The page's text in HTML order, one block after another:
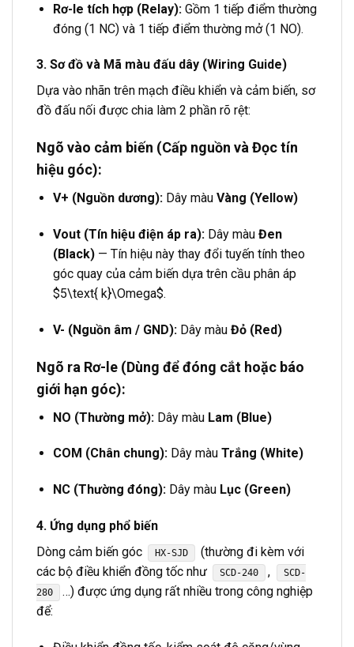
Rơ-le tích hợp (Relay):Gồm 1 tiếp điểm thường
đóng (1 NC) và 1 tiếp điểm thường mở (1 NO).
3. Sơ đồ và Mã màu đấu dây (Wiring Guide)
Dựa vào nhãn trên mạch điều khiển và cảm biến, sơ
đồ đấu nối được chia làm 2 phần rõ rệt:
Ngõ vào cảm biến (Cấp nguồn và Đọc tín
hiệu góc):
V+ (Nguồn dương):Dây màu Vàng (Yellow)
Vout (Tín hiệu điện áp ra):Dây màu Đen
(Black)— Tín hiệu này thay đổi tuyến tính theo
góc quay của cảm biến dựa trên cầu phân áp
$5\text{ k}\Omega$.
V- (Nguồn âm / GND):Dây màu Đỏ (Red)
Ngõ ra Rơ-le (Dùng để đóng cắt hoặc báo
giới hạn góc):
NO (Thường mở):Dây màu Lam (Blue)
COM (Chân chung):Dây màu Trắng (White)
NC (Thường đóng):Dây màu Lục (Green)
4. Ứng dụng phổ biến
Dòng cảm biến góc
HX-SJD
(thường đi kèm với
các bộ điều khiển đồng tốc như
SCD-240 ,
SCD-
280
…) được ứng dụng rất nhiều trong công nghiệp
để: